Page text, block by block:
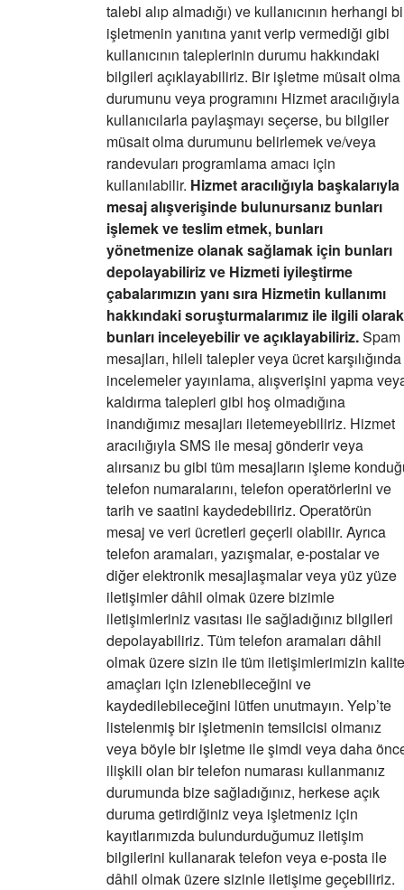
talebi alıp almadığı) ve kullanıcının herhangi
işletmenin yanıtına yanıt verip vermediği gibi
kullanıcının taleplerinin durumu hakkındaki
bilgileri açıklayabiliriz. Bir işletme müsait olma
durumunu veya programını Hizmet aracılığıyla
kullanıcılarla paylaşmayı seçerse, bu bilgiler
müsait olma durumunu belirlemek ve/veya
randevuları programlama amacı için
kullanılabilir. Hizmet aracılığıyla başkalarıyla
mesaj alışverişinde bulunursanız bunları
işlemek ve teslim etmek, bunları
yönetmenize olanak sağlamak için bunları
depolayabiliriz ve Hizmeti iyileştirme
çabalarımızın yanı sıra Hizmetin kullanımı
hakkındaki soruşturmalarımız ile ilgili olarak
bunları inceleyebilir ve açıklayabiliriz.Spam
mesajları, hileli talepler veya ücret karşılığında
incelemeler yayınlama, alışverişini yapma
kaldırma talepleri gibi hoş olmadığına
inandığımız mesajları iletemeyebiliriz. Hizmet
aracılığıyla SMS ile mesaj gönderir veya
alırsanız bu gibi tüm mesajların işleme
telefon numaralarını, telefon operatörlerini ve
tarih ve saatini kaydedebiliriz. Operatörün
mesaj ve veri ücretleri geçerli olabilir. Ayrıca
telefon aramaları, yazışmalar, e-postalar ve
diğer elektronik mesajlaşmalar veya yüz yüze
iletişimler dâhil olmak üzere bizimle
iletişimleriniz vasıtası ile sağladığınız bilgileri
depolayabiliriz. Tüm telefon aramaları dâhil
olmak üzere sizin ile tüm iletişimlerimizin kalite
amaçları için izlenebileceğini ve
kaydedilebileceğini lütfen unutmayın. Yelp’te
listelenmiş bir işletmenin temsilcisi olmanız
veya böyle bir işletme ile şimdi veya daha
ilişkili olan bir telefon numarası kullanmanız
durumunda bize sağladığınız, herkese açık
duruma getirdiğiniz veya işletmeniz için
kayıtlarımızda bulundurduğumuz iletişim
bilgilerini kullanarak telefon veya e-posta ile
dâhil olmak üzere sizinle iletişime geçebiliriz.